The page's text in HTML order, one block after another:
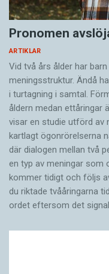
Pronomen
ARTIKLAR
Vid två års ålder har
meningsstruktur. Ändå
i turtagning i samtal.
åldern medan ettåringar
visar en studie utförd av
kartlagt ögonrörelserna
där dialogen mellan två
en typ av meningar som
kommer tidigt och följs
du riktade tvååringarna
ordet eftersom det